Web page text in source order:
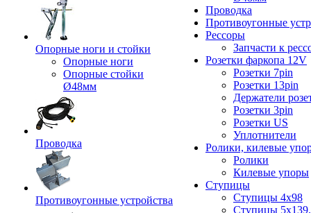
Опорные ноги и стойки
Опорные ноги
Опорные стойки
Ø48мм
Проводка
Противоугонные устройства
Проводка
Противоугонные
Рессоры
Запчасти к
Розетки фаркопа 12V
Розетки 7pin
Розетки 13pin
Держатели
Розетки 3pin
Розетки US
Уплотнители
Ролики, килевые
Ролики
Килевые упоры
Ступицы
Ступицы 4x98
Ступицы